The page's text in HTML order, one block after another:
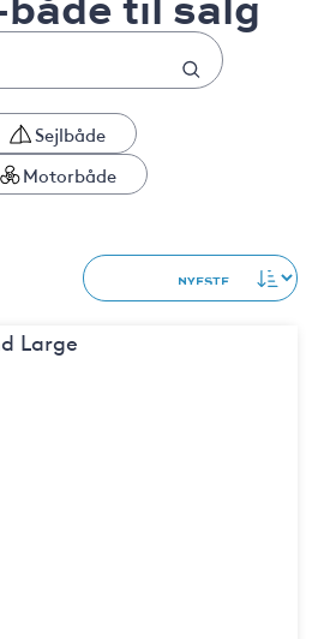
Sejlbåde
Motorbåde